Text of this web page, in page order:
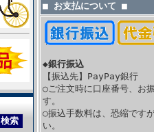
■ お支払について ■
◆銀行振込
【振込先】PayPay銀行
○ご注文時に口座番号、お
す。
○振込手数料は、恐縮です
い。